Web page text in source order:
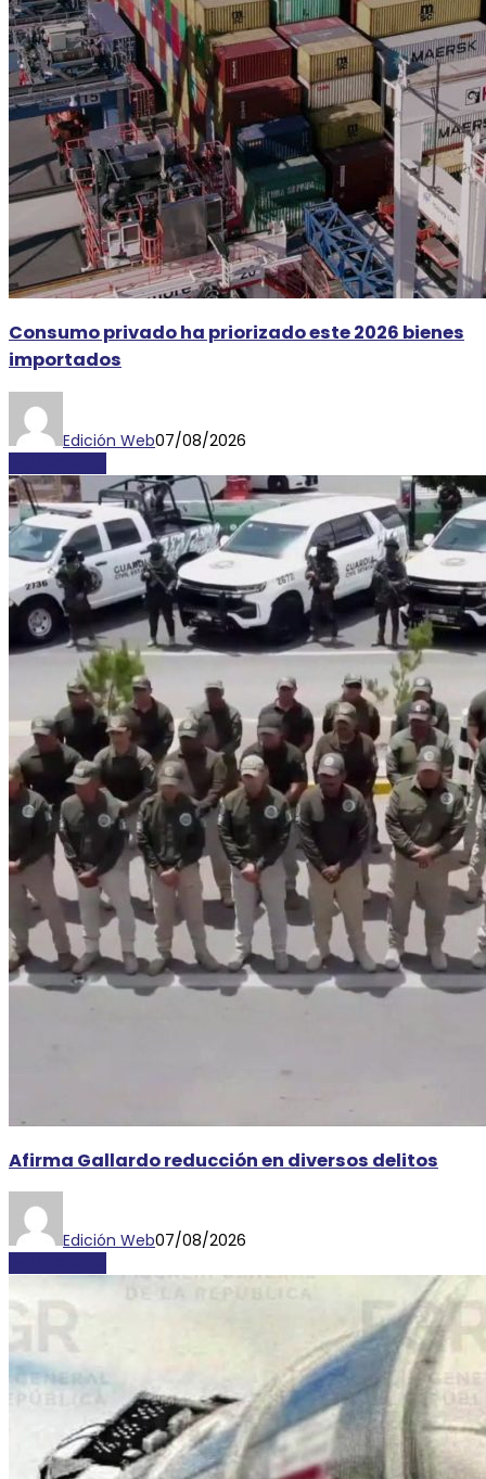
Consumo privado ha priorizado este 2026 bienes
importados
Edición Web07/08/2026
Afirma Gallardo reducción en diversos delitos
Edición Web07/08/2026